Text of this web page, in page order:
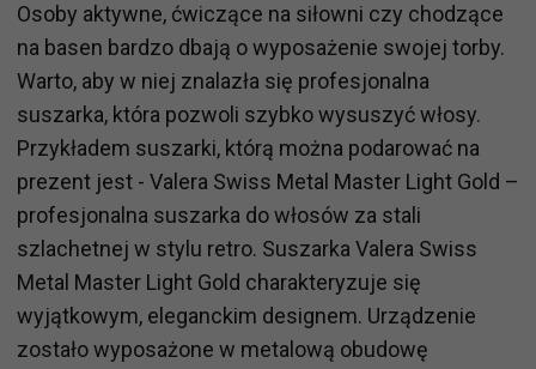
Osoby aktywne, ćwiczące na siłowni czy chodzące
na basen bardzo dbają o wyposażenie swojej torby.
Warto, aby w niej znalazła się profesjonalna
suszarka, która pozwoli szybko wysuszyć włosy.
Przykładem suszarki, którą można podarować na
prezent jest - Valera Swiss Metal Master Light Gold –
profesjonalna suszarka do włosów za stali
szlachetnej w stylu retro. Suszarka Valera Swiss
Metal Master Light Gold charakteryzuje się
wyjątkowym, eleganckim designem. Urządzenie
zostało wyposażone w metalową obudowę